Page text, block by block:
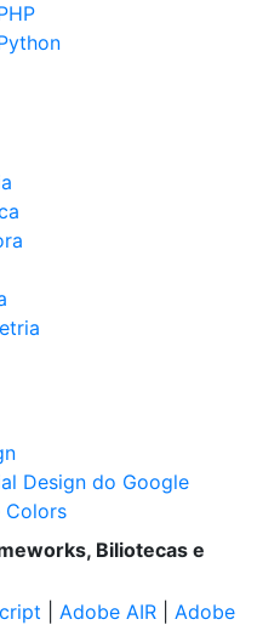
Design do Google
Colors
Biliotecas e
Adobe AIR
Adobe